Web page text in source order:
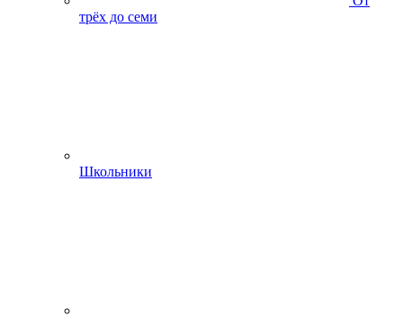
трёх до семи
Школьники